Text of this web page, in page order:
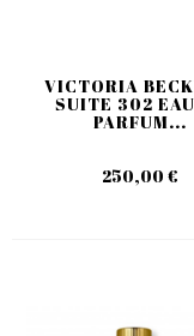
VICTORIA
SUITE 302
PARFUM...
250,00 €